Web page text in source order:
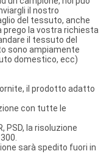
il nostro
del tessuto, anche
prego la vostra richiesta
il tessuto del
sono ampiamente
domestico, ecc)
il prodotto adatto
con tutte le
PSD, la risoluzione
sarà spedito fuori in